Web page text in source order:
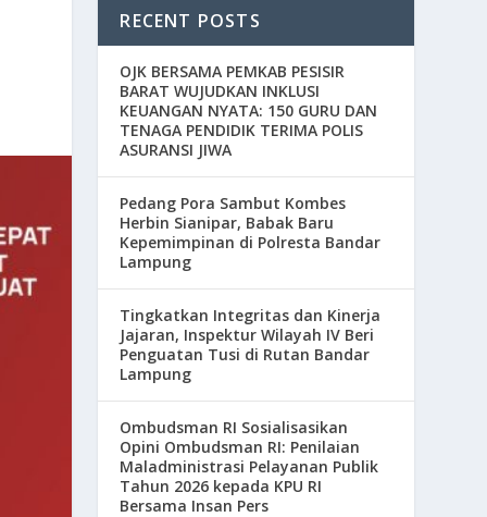
RECENT POSTS
OJK BERSAMA PEMKAB PESISIR
BARAT WUJUDKAN INKLUSI
KEUANGAN NYATA: 150 GURU DAN
TENAGA PENDIDIK TERIMA POLIS
ASURANSI JIWA
Pedang Pora Sambut Kombes
Herbin Sianipar, Babak Baru
Kepemimpinan di Polresta Bandar
Lampung
Tingkatkan Integritas dan Kinerja
Jajaran, Inspektur Wilayah IV Beri
Penguatan Tusi di Rutan Bandar
Lampung
Ombudsman RI Sosialisasikan
Opini Ombudsman RI: Penilaian
Maladministrasi Pelayanan Publik
Tahun 2026 kepada KPU RI
Bersama Insan Pers